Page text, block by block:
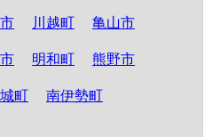
川越町 亀山市
明和町 熊野市
町 南伊勢町